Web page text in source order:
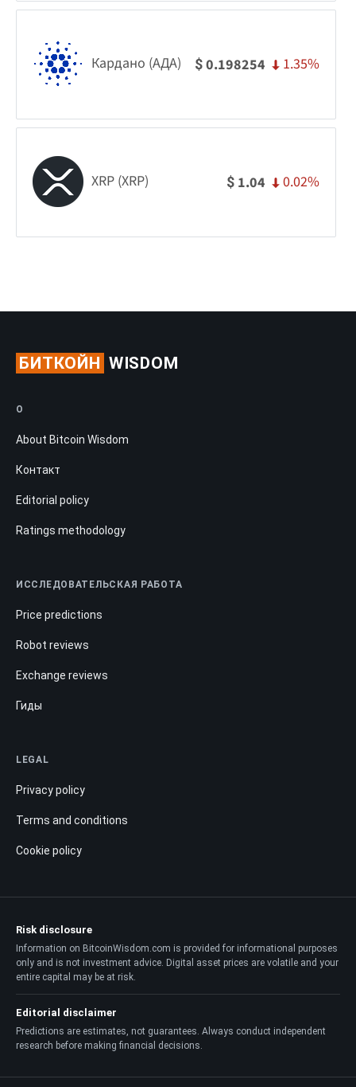
Кардано (АДА) $0.198254 1.35%
XRP (XRP) $ 1.04 0.02%
БИТКОЙН WISDOM
О
About Bitcoin Wisdom
Контакт
Editorial policy
Ratings methodology
ИССЛЕДОВАТЕЛЬСКАЯ РАБОТА
Price predictions
Robot reviews
Exchange reviews
Гиды
LEGAL
Privacy policy
Terms and conditions
Cookie policy
Risk disclosure
Information on BitcoinWisdom.com is provided for informational purposes
only and is not investment advice. Digital asset prices are volatile and your
entire capital may be at risk.
Editorial disclaimer
Predictions are estimates, not guarantees. Always conduct independent
research before making financial decisions.